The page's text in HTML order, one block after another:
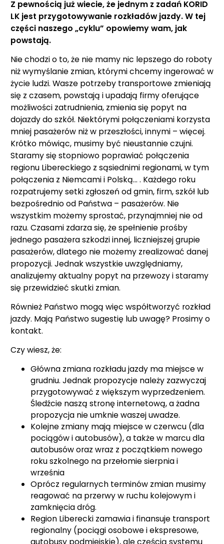
Z pewnością już wiecie, że jednym z zadań KORID
LK jest przygotowywanie rozkładów jazdy. W tej
części naszego „cyklu” opowiemy wam, jak
powstają.
Nie chodzi o to, że nie mamy nic lepszego do roboty
niż wymyślanie zmian, którymi chcemy ingerować w
życie ludzi. Wasze potrzeby transportowe zmieniają
się z czasem, powstają i upadają firmy oferujące
możliwości zatrudnienia, zmienia się popyt na
dojazdy do szkół. Niektórymi połączeniami korzysta
mniej pasażerów niż w przeszłości, innymi – więcej.
Krótko mówiąc, musimy być nieustannie czujni.
Staramy się stopniowo poprawiać połączenia
regionu Libereckiego z sąsiednimi regionami, w tym
połączenia z Niemcami i Polską... . Każdego roku
rozpatrujemy setki zgłoszeń od gmin, firm, szkół lub
bezpośrednio od Państwa – pasażerów. Nie
wszystkim możemy sprostać, przynajmniej nie od
razu. Czasami zdarza się, że spełnienie prośby
jednego pasażera szkodzi innej, liczniejszej grupie
pasażerów, dlatego nie możemy zrealizować danej
propozycji. Jednak wszystkie uwzględniamy,
analizujemy aktualny popyt na przewozy i staramy
się przewidzieć skutki zmian.
Również Państwo mogą więc współtworzyć rozkład
jazdy. Mają Państwo sugestię lub uwagę? Prosimy o
kontakt.
Czy wiesz, że:
Główna zmiana rozkładu jazdy ma miejsce w
grudniu. Jednak propozycje należy zazwyczaj
przygotowywać z większym wyprzedzeniem.
Śledźcie naszą stronę internetową, a żadna
propozycja nie umknie waszej uwadze.
Kolejne zmiany mają miejsce w czerwcu (dla
pociągów i autobusów), a także w marcu dla
autobusów oraz wraz z początkiem nowego
roku szkolnego na przełomie sierpnia i
września
Oprócz regularnych terminów zmian musimy
reagować na przerwy w ruchu kolejowym i
zamknięcia dróg.
Region Liberecki zamawia i finansuje transport
regionalny (pociągi osobowe i ekspresowe,